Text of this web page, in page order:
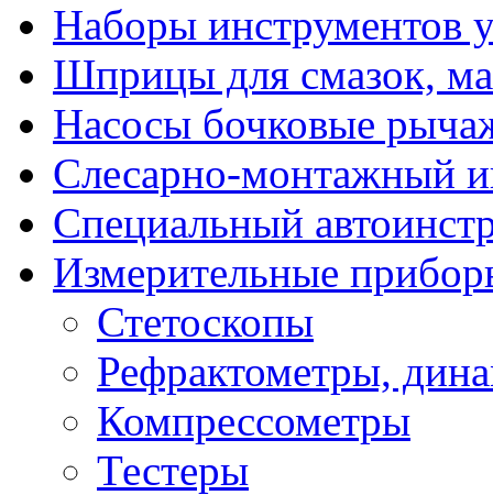
Наборы инструментов
Шприцы для смазок,
Насосы бочковые
Слесарно-монтажный
Специальный
Измерительные
Стетоскопы
Рефрактометры,
Компрессометры
Тестеры